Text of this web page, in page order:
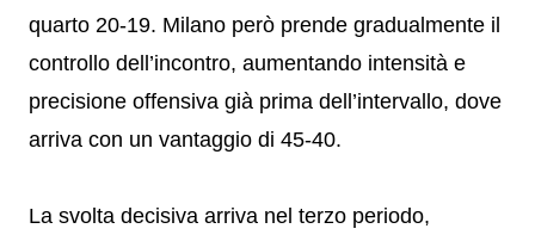
quarto 20-19. Milano però prende gradualmente il
controllo dell’incontro, aumentando intensità e
precisione offensiva già prima dell’intervallo, dove
arriva con un vantaggio di 45-40.
La svolta decisiva arriva nel terzo periodo,